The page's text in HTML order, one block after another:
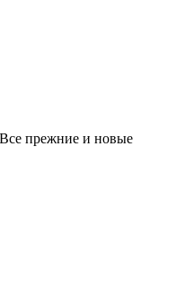
прежние и новые